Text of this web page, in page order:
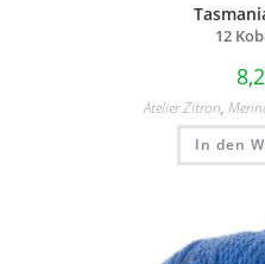
12
Atelier Zitron,
In den